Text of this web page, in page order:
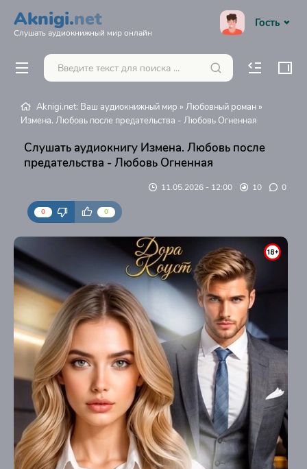
Aknigi.net
Слушать аудиокнижный мир онлайн
Гость
Aknigi.net: Ваш аудиокнижный мир » Любовный роман »
Измена. Любовь после предательства - Любовь Огненная
Слушать аудиокнигу Измена. Любовь после
предательства - Любовь Огненная
11.05.2026 - 12:00 10 0
0 0